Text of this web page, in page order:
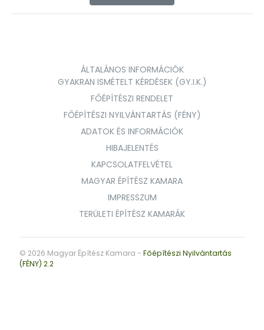
ÁLTALÁNOS INFORMÁCIÓK
GYAKRAN ISMÉTELT KÉRDÉSEK (GY.I.K.)
FŐÉPÍTÉSZI RENDELET
FŐÉPÍTÉSZI NYILVÁNTARTÁS (FÉNY)
ADATOK ÉS INFORMÁCIÓK
HIBAJELENTÉS
KAPCSOLATFELVÉTEL
MAGYAR ÉPÍTÉSZ KAMARA
IMPRESSZUM
TERÜLETI ÉPÍTÉSZ KAMARÁK
© 2026 Magyar Építész Kamara - Főépítészi Nyilvántartás
(FÉNY) 2.2